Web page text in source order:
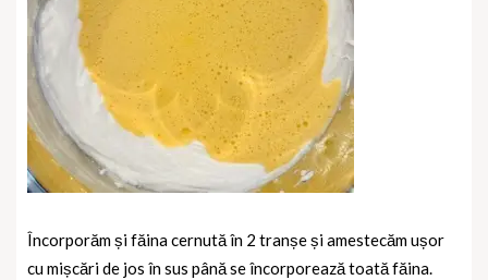
Încorporăm și făina cernută în 2 tranșe și amestecăm ușor
cu mișcări de jos în sus până se încorporează toată făina.